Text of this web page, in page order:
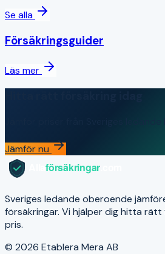
Se alla
Försäkringsguider
Läs mer
Jämför priser från Sveriges
Jämför nu
Sveriges ledande oberoende
försäkringar. Vi hjälper dig hitta
pris.
© 2026 Etablera Mera AB